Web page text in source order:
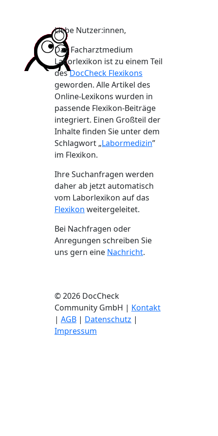
Liebe Nutzer:innen,
Das Facharztmedium
Laborlexikon ist zu einem Teil
desDocCheck Flexikons
geworden. Alle Artikel des
Online-Lexikons wurden in
passende Flexikon-Beiträge
integriert. Einen Großteil der
Inhalte finden Sie unter dem
Schlagwort „Labormedizin”
im Flexikon.
Ihre Suchanfragen werden
daher ab jetzt automatisch
vom Laborlexikon auf das
Flexikon weitergeleitet.
Bei Nachfragen oder
Anregungen schreiben Sie
uns gern eine Nachricht.
© 2026 DocCheck
Community GmbH | Kontakt
| AGB | Datenschutz |
Impressum